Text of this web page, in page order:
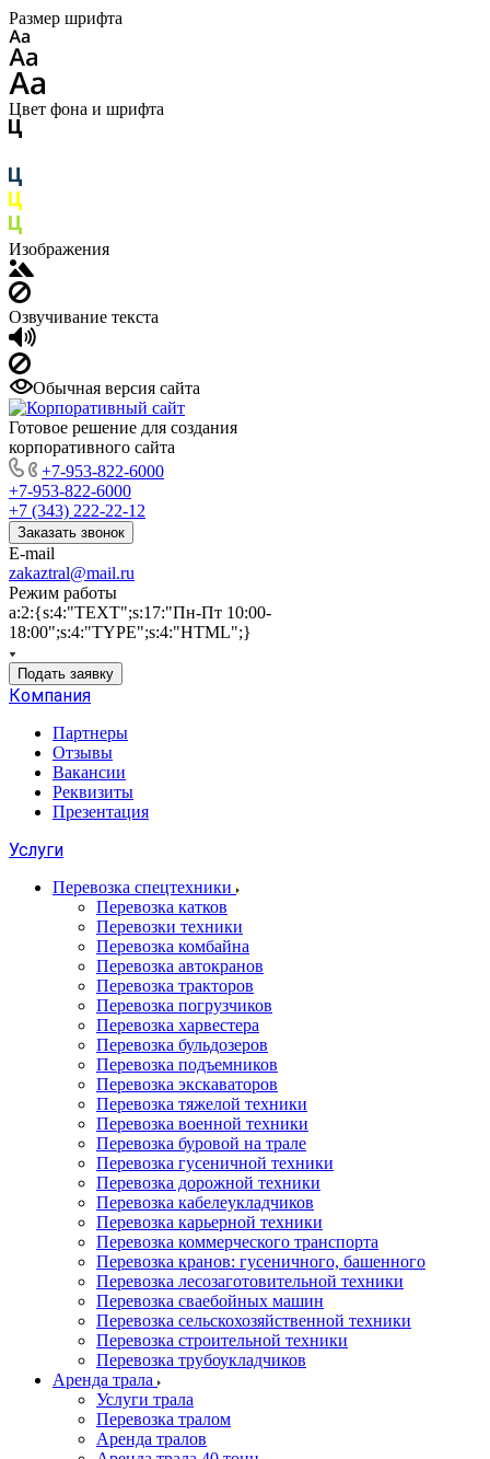
Размер шрифта
Цвет фона и шрифта
Изображения
Озвучивание текста
Обычная версия сайта
Готовое решение для создания
корпоративного сайта
+7-953-822-6000
+7-953-822-6000
+7 (343) 222-22-12
Заказать звонок
E-mail
zakaztral@mail.ru
Режим работы
a:2:{s:4:"TEXT";s:17:"Пн-Пт 10:00-
18:00";s:4:"TYPE";s:4:"HTML";}
Подать заявку
Компания
Партнеры
Отзывы
Вакансии
Реквизиты
Презентация
Услуги
Перевозка спецтехники
Перевозка катков
Перевозки техники
Перевозка комбайна
Перевозка автокранов
Перевозка тракторов
Перевозка погрузчиков
Перевозка харвестера
Перевозка бульдозеров
Перевозка подъемников
Перевозка экскаваторов
Перевозка тяжелой техники
Перевозка военной техники
Перевозка буровой на трале
Перевозка гусеничной техники
Перевозка дорожной техники
Перевозка кабелеукладчиков
Перевозка карьерной техники
Перевозка коммерческого транспорта
Перевозка кранов: гусеничного, башенного
Перевозка лесозаготовительной техники
Перевозка сваебойных машин
Перевозка сельскохозяйственной техники
Перевозка строительной техники
Перевозка трубоукладчиков
Аренда трала
Услуги трала
Перевозка тралом
Аренда тралов